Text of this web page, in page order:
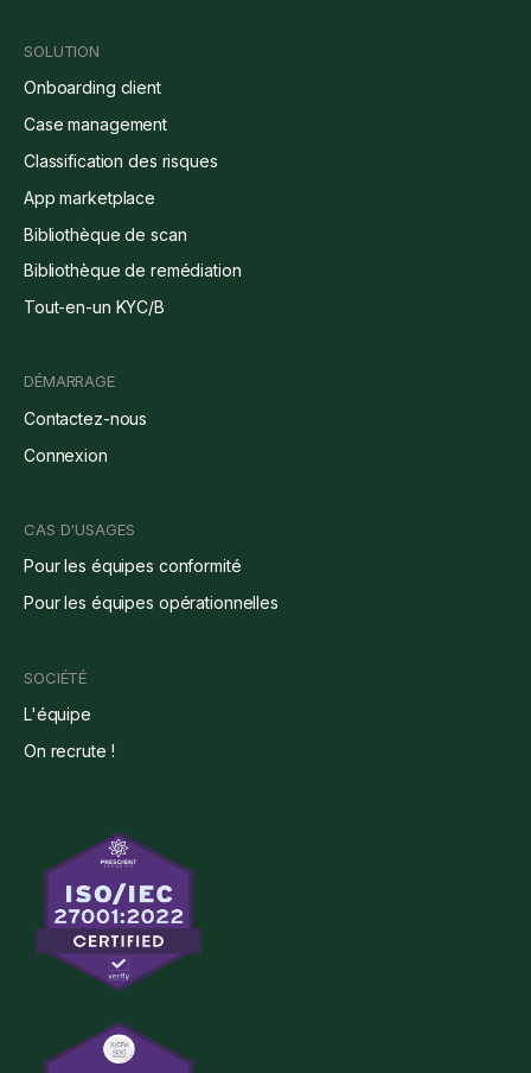
SOLUTION
Onboarding client
Case management
Classification des risques
App marketplace
Bibliothèque de scan
Bibliothèque de remédiation
Tout-en-un KYC/B
DÉMARRAGE
Contactez-nous
Connexion
CAS D'USAGES
Pour les équipes conformité
Pour les équipes opérationnelles
SOCIÉTÉ
L'équipe
On recrute !